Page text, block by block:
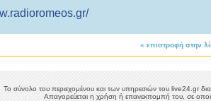
« επιστροφή στην
Το σύνολο του περιεχομένου και των υπηρεσιών του live24.gr
Απαγορεύεται η χρήση ή επανεκπομπή του, σε